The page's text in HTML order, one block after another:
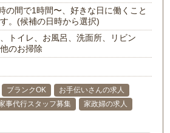
の間で1時間〜、好きな日に働くこと
。(候補の日時から選択)
トイレ、お風呂、洗面所、リビン
のお掃除
ブランクOK
お手伝いさんの求人
事代行スタッフ募集
家政婦の求人